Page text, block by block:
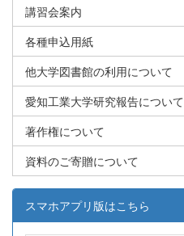
講習会案内
各種申込用紙
他大学図書館の利用について
愛知工業大学研究報告について
著作権について
資料のご寄贈について
スマホアプリ版はこちら